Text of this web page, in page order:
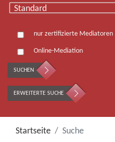
nur zertifizierte Mediatoren
Online-Mediation
SUCHEN
ERWEITERTE SUCHE
Startseite Suche